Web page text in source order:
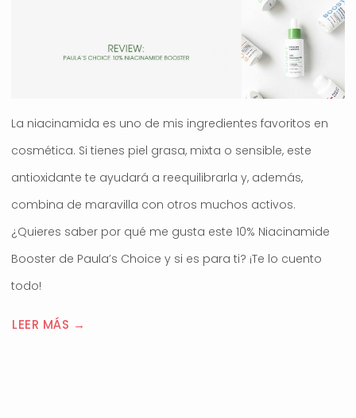
La niacinamida es uno de mis ingredientes favoritos en
cosmética. Si tienes piel grasa, mixta o sensible, este
antioxidante te ayudará a reequilibrarla y, además,
combina de maravilla con otros muchos activos.
¿Quieres saber por qué me gusta este 10% Niacinamide
Booster de Paula’s Choice y si es para ti? ¡Te lo cuento
todo!
LEER MÁS →